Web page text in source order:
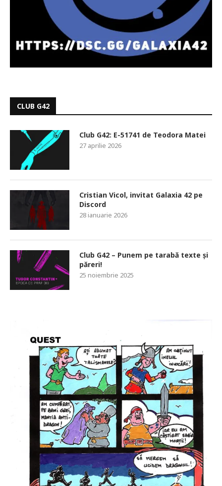
CLUB G42
Club G42: E-51741 de Teodora Matei
27 aprilie 2026
Cristian Vicol, invitat Galaxia 42 pe
Discord
28 ianuarie 2026
Club G42 – Punem pe tarabă texte și
păreri!
25 noiembrie 2025